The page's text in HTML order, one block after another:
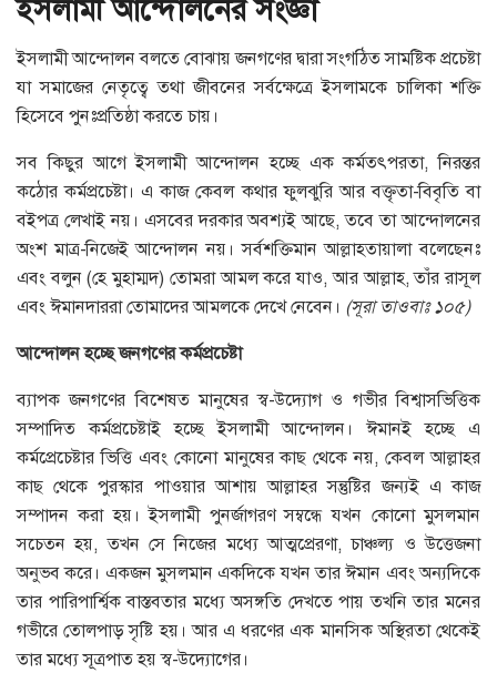
ইসলামী আন্দোলনের সংজ্ঞা
ইসলামী আন্দোলন বলতে বোঝায় জনগণের দ্বারা সংগঠিত সামষ্টিক প্রচেষ্টা
যা সমাজের নেতৃত্বে তথা জীবনের সর্বক্ষেত্রে ইসলামকে চালিকা শক্তি
হিসেবে পুনঃপ্রতিষ্ঠা করতে চায়।
সব কিছুর আগে ইসলামী আন্দোলন হচ্ছে এক কর্মতৎপরতা, নিরন্তর
কঠোর কর্মপ্রচেষ্টা। এ কাজ কেবল কথার ফুলঝুরি আর বক্তৃতা-বিবৃতি বা
বইপত্র লেখাই নয়। এসবের দরকার অবশ্যই আছে, তবে তা আন্দোলনের
অংশ মাত্র-নিজেই আন্দোলন নয়। সর্বশক্তিমান আল্লাহতায়ালা বলেছেনঃ
এবং বলুন (হে মুহাম্মদ) তোমরা আমল করে যাও, আর আল্লাহ, তাঁর রাসূল
এবং ঈমানদাররা তোমাদের আমলকে দেখে নেবেন। (সূরা তাওবাঃ ১০৫)
আন্দোলনহচ্ছেজনগণেরকর্মপ্রচেষ্টা
ব্যাপক জনগণের বিশেষত মানুষের স্ব-উদ্যোগ ও গভীর বিশ্বাসভিত্তিক
সম্পাদিত কর্মপ্রচেষ্টাই হচ্ছে ইসলামী আন্দোলন। ঈমানই হচ্ছে এ
কর্মপ্রেচেষ্টার ভিত্তি এবং কোনো মানুষের কাছ থেকে নয়, কেবল আল্লাহর
কাছ থেকে পুরস্কার পাওয়ার আশায় আল্লাহর সন্তুষ্টির জন্যই এ কাজ
সম্পাদন করা হয়। ইসলামী পুনর্জাগরণ সম্বন্ধে যখন কোনো মুসলমান
সচেতন হয়, তখন সে নিজের মধ্যে আত্মপ্রেরণা, চাঞ্চল্য ও উত্তেজনা
অনুভব করে। একজন মুসলমান একদিকে যখন তার ঈমান এবং অন্যদিকে
তার পারিপার্শ্বিক বাস্তবতার মধ্যে অসঙ্গতি দেখতে পায় তখনি তার মনের
গভীরে তোলপাড় সৃষ্টি হয়। আর এ ধরণের এক মানসিক অস্থিরতা থেকেই
তার মধ্যে সূত্রপাত হয় স্ব-উদ্যোগের।